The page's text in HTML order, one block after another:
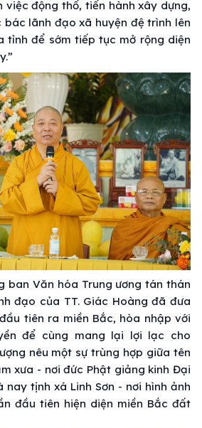
việc động thổ, tiến hành xây dựng,
bác lãnh đạo xã huyện đệ trình lên
tỉnh để sớm tiếp tục mở rộng diện
ban Văn hóa Trung ương tán thán
đạo của TT. Giác Hoàng đã đưa
tiên ra miền Bắc, hòa nhập với
để cùng mang lại lợi lạc cho
nêu một sự trùng hợp giữa tên
xưa - nơi đức Phật giảng kinh Đại
tịnh xá Linh Sơn - nơi hình ảnh
đầu tiên hiện diện miền Bắc đất